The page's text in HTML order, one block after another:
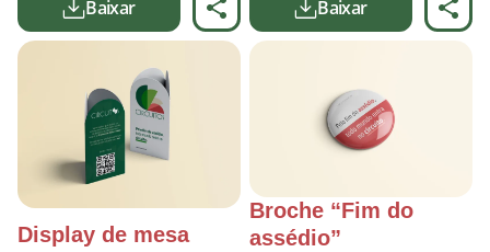
Baixar Baixar
Display de mesa
Broche “Fim do
assédio”